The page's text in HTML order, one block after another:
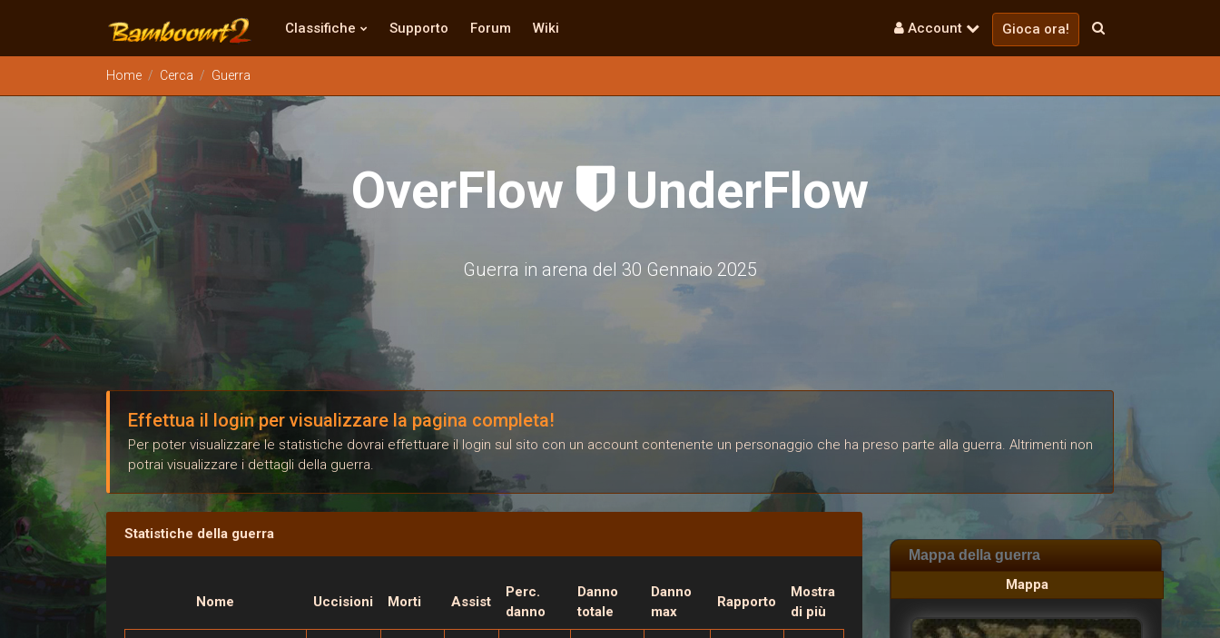
Classifiche Supporto Forum Wiki Account Gioca ora!
Home Cerca Guerra
OverFlow UnderFlow
Guerra in arena del 30 Gennaio 2025
Effettua il login per visualizzare la pagina completa!
Per poter visualizzare le statistiche dovrai effettuare il login sul sito con un account contenente un personaggio che ha preso parte alla guerra. Altrimenti non
potrai visualizzare i dettagli della guerra.
Statistiche della guerra
Nome Uccisioni Morti Assist
Perc.
danno
Danno
totale
Danno
max
Rapporto
Mostra
di più
Mappa della guerra
Mappa